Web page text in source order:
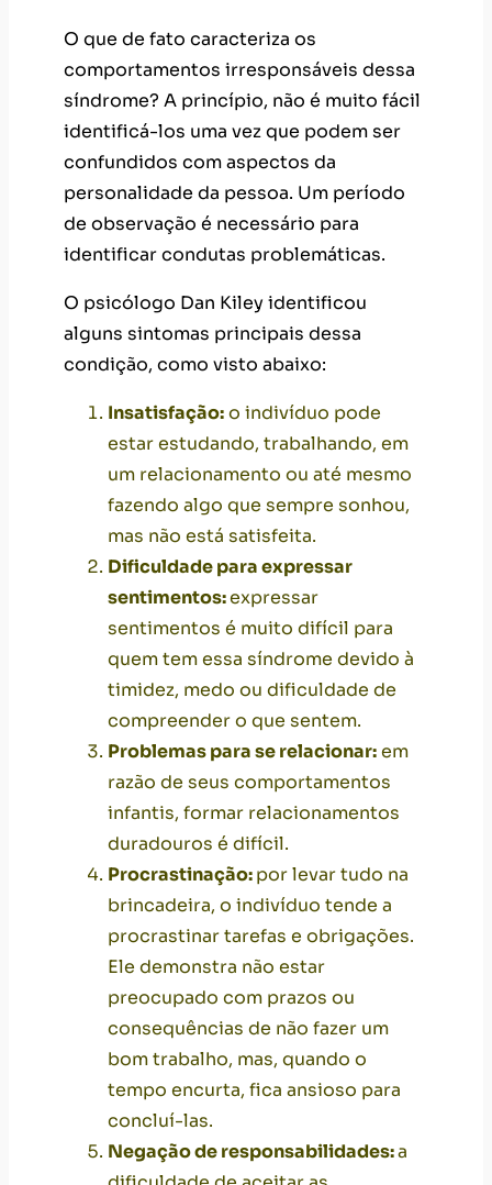
O que de fato caracteriza os
comportamentos irresponsáveis dessa
síndrome? A princípio, não é muito fácil
identificá-los uma vez que podem ser
confundidos com aspectos da
personalidade da pessoa. Um período
de observação é necessário para
identificar condutas problemáticas.
O psicólogo Dan Kiley identificou
alguns sintomas principais dessa
condição, como visto abaixo:
Insatisfação:o indivíduo pode
estar estudando, trabalhando, em
um relacionamento ou até mesmo
fazendo algo que sempre sonhou,
mas não está satisfeita.
Dificuldade para expressar
sentimentos:expressar
sentimentos é muito difícil para
quem tem essa síndrome devido à
timidez, medo ou dificuldade de
compreender o que sentem.
Problemas para se relacionar:em
razão de seus comportamentos
infantis, formar relacionamentos
duradouros é difícil.
Procrastinação:por levar tudo na
brincadeira, o indivíduo tende a
procrastinar tarefas e obrigações.
Ele demonstra não estar
preocupado com prazos ou
consequências de não fazer um
bom trabalho, mas, quando o
tempo encurta, fica ansioso para
concluí-las.
Negação de responsabilidades:a